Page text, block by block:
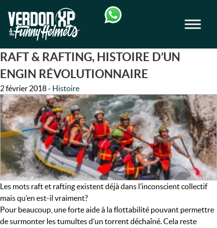
navigation
content
VERDON-XP | RAFTING, CANOE &
RAFT & RAFTING, HISTOIRE D’UN
ENGIN RÉVOLUTIONNAIRE
2 février 2018- Histoire
Les mots raft et rafting existent déjà dans l’inconscient collectif
mais qu’en est-il vraiment?
Pour beaucoup, une forte aide à la flottabilité pouvant permettre
de surmonter les tumultes d’un torrent déchaîné. Cela reste